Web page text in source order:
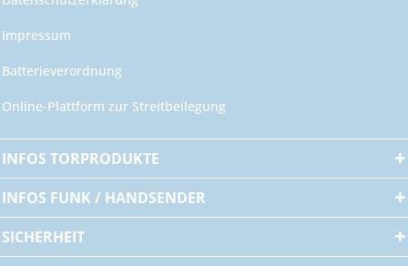
Impressum
Batterieverordnung
Online-Plattform zur Streitbeilegung
INFOS TORPRODUKTE
INFOS FUNK / HANDSENDER
SICHERHEIT